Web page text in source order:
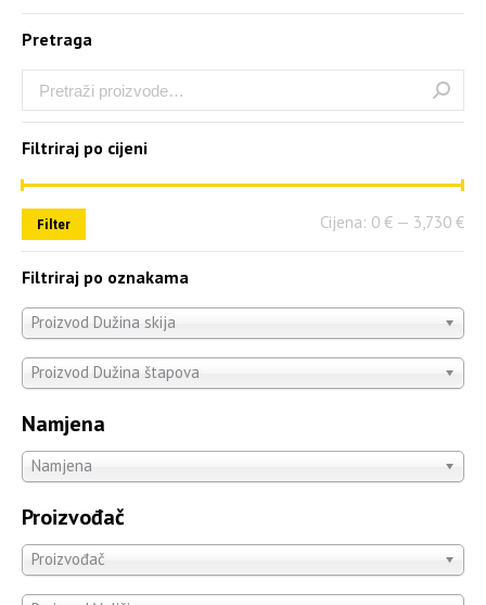
Pretraga
Filtriraj po cijeni
Filter Cijena: 0 € — 3,730 €
Filtriraj po oznakama
Proizvod Dužina skija
Proizvod Dužina štapova
Namjena
Namjena
Proizvođač
Proizvođač